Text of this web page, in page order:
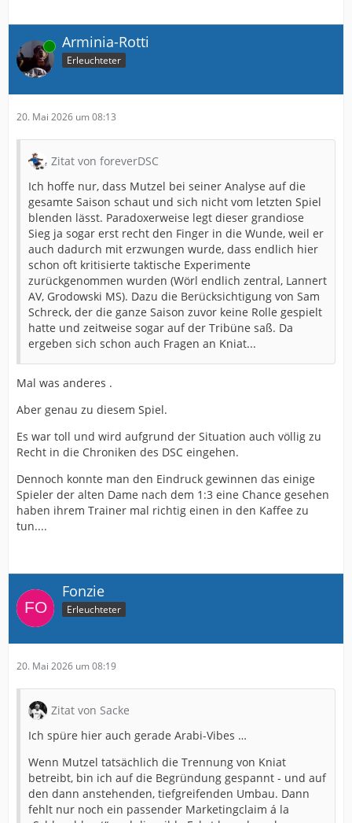
Online Arminia-Rotti
Erleuchteter
20. Mai 2026 um 08:13
Zitat von foreverDSC
Ich hoffe nur, dass Mutzel bei seiner Analyse auf die
gesamte Saison schaut und sich nicht vom letzten Spiel
blenden lässt. Paradoxerweise legt dieser grandiose
Sieg ja sogar erst recht den Finger in die Wunde, weil er
auch dadurch mit erzwungen wurde, dass endlich hier
schon oft kritisierte taktische Experimente
zurückgenommen wurden (Wörl endlich zentral, Lannert
AV, Grodowski MS). Dazu die Berücksichtigung von Sam
Schreck, der die ganze Saison zuvor keine Rolle gespielt
hatte und zeitweise sogar auf der Tribüne saß. Da
ergeben sich schon auch Fragen an Kniat...
Mal was anderes .
Aber genau zu diesem Spiel.
Es war toll und wird aufgrund der Situation auch völlig zu
Recht in die Chroniken des DSC eingehen.
Dennoch konnte man den Eindruck gewinnen das einige
Spieler der alten Dame nach dem 1:3 eine Chance gesehen
haben ihrem Trainer mal richtig einen in den Kaffee zu
tun....
Fonzie
Erleuchteter
20. Mai 2026 um 08:19
Zitat von Sacke
Ich spüre hier auch gerade Arabi-Vibes …
Wenn Mutzel tatsächlich die Trennung von Kniat
betreibt, bin ich auf die Begründung gespannt - und auf
den dann anstehenden, tiefgreifenden Umbau. Dann
fehlt nur noch ein passender Marketingclaim á la